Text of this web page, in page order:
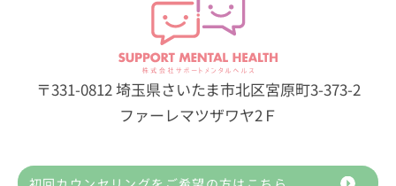
〒331-0812 埼玉県さいたま市北区宮原町3-373-2
ファーレマツザワヤ2Ｆ